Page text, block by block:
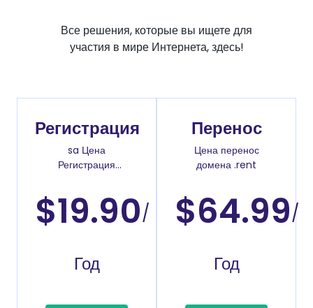
Все решения, которые вы ищете для
участия в мире Интернета, здесь!
Регистрация
sa Цена
Регистрация
$19.90/
Год
Перенос
Цена перенос
домена .rent
$64.99/
Год